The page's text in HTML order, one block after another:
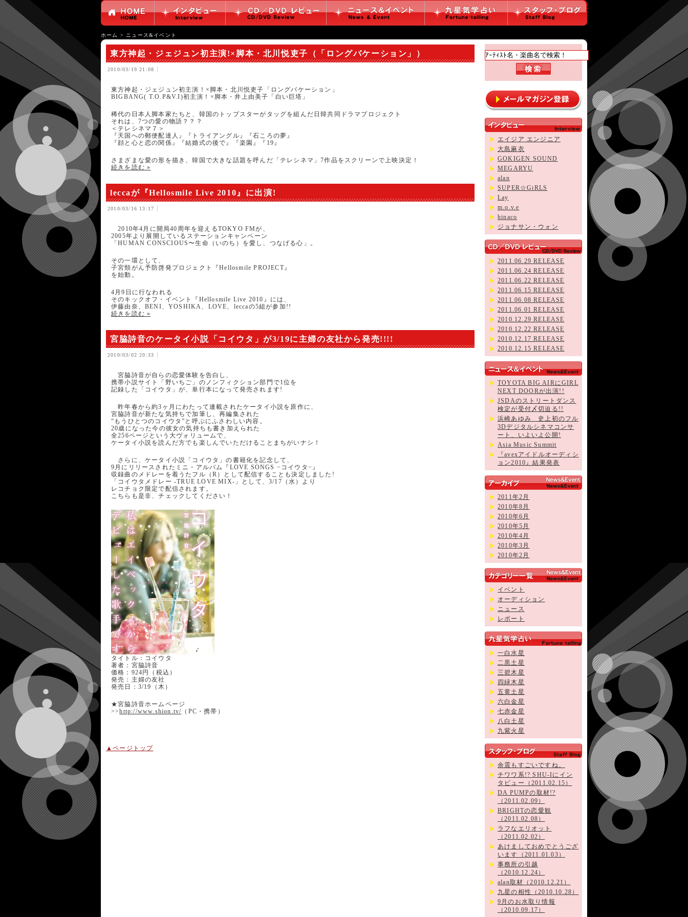
ホーム > ニュース&イベント
東方神起・ジェジュン初主演!×脚本・北川悦吏子（「ロングバケーション」）
2010/03/19 21:08
東方神起・ジェジュン初主演！×脚本・北川悦吏子「ロングバケーション」
BIGBANG( T.O.P&V.I)初主演！×脚本・井上由美子「白い巨塔」
稀代の日本人脚本家たちと、韓国のトップスターがタッグを組んだ日韓共同ドラマプロジェクト
それは、7つの愛の物語？？？
＜テレシネマ７＞
『天国への郵便配達人』『トライアングル』『石ころの夢』
『顔と心と恋の関係』『結婚式の後で』『楽園』『19』
さまざまな愛の形を描き、韓国で大きな話題を呼んだ「テレシネマ」7作品をスクリーンで上映決定！
続きを読む »
leccaが『Hellosmile Live 2010』に出演!
2010/03/16 13:17
2010年4月に開局40周年を迎えるTOKYO FMが、
2005年より展開しているステーションキャンペーン
「HUMAN CONSCIOUS〜生命（いのち）を愛し、つなげる心」。
その一環として、
子宮頸がん予防啓発プロジェクト『Hellosmile PROJECT』
を始動。
4月9日に行なわれる
そのキックオフ・イベント『Hellosmile Live 2010』には、
伊藤由奈、BENI、YOSHIKA、LOVE、leccaの5組が参加!!
続きを読む »
宮脇詩音のケータイ小説「コイウタ」が3/19に主婦の友社から発売!!!!
2010/03/02 20:33
宮脇詩音が自らの恋愛体験を告白し、
携帯小説サイト「野いちご」のノンフィクション部門で1位を
記録した「コイウタ」が、単行本になって発売されます!
昨年春から約3ヶ月にわたって連載されたケータイ小説を原作に、
宮脇詩音が新たな気持ちで加筆し、再編集された
“もうひとつのコイウタ”と呼ぶにふさわしい内容。
20歳になった今の彼女の気持ちも書き加えられた
全256ページという大ヴォリュームで、
ケータイ小説を読んだ方でも楽しんでいただけることまちがいナシ！
さらに、ケータイ小説「コイウタ」の書籍化を記念して、
9月にリリースされたミニ・アルバム『LOVE SONGS −コイウタ−』
収録曲のメドレーを着うたフル（R）として配信することも決定しました!
「コイウタメドレー -TRUE LOVE MIX-」として、3/17（水）より
レコチョク限定で配信されます。
こちらも是非、チェックしてください！
タイトル：コイウタ
著者：宮脇詩音
価格：924円（税込）
発売：主婦の友社
発売日：3/19（木）
★宮脇詩音ホームページ
>>http://www.shion.tv/ （PC・携帯）
▲ページトップ
エイジア エンジニア
大島麻衣
GOKIGEN SOUND
MEGARYU
alan
SUPER☆GiRLS
Lay
m.o.v.e
hinaco
ジョナサン・ウォン
2011.06.29 RELEASE
2011.06.24 RELEASE
2011.06.22 RELEASE
2011.06.15 RELEASE
2011.06.08 RELEASE
2011.06.01 RELEASE
2010.12.29 RELEASE
2010.12.22 RELEASE
2010.12.17 RELEASE
2010.12.15 RELEASE
TOYOTA BIG AIRにGIRL
NEXT DOORが出演!!
JSDAのストリートダンス
検定が受付〆切迫る!!
浜崎あゆみ 史上初のフル
3Dデジタルシネマコンサ
ート、いよいよ公開!
Asia Music Summit
『avexアイドルオーディシ
ョン2010』結果発表
2011年2月
2010年8月
2010年6月
2010年5月
2010年4月
2010年3月
2010年2月
イベント
オーディション
ニュース
レポート
一白水星
二黒土星
三碧木星
四緑木星
五黄土星
六白金星
七赤金星
八白土星
九紫火星
余震もすごいですね。
チワワ系!? SHU-Iにイン
タビュー（2011.02.15）
DA PUMPの取材!?
（2011.02.09）
BRIGHTの恋愛観
（2011.02.08）
ラフなエリオット
（2011.02.02）
あけましておめでとうござ
います（2011.01.03）
事務所の引越
（2010.12.24）
alan取材（2010.12.21）
九星の相性（2010.10.28）
9月のお水取り情報
（2010.09.17）